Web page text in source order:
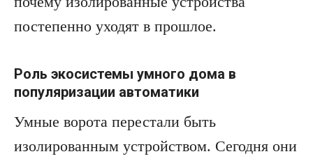
постепенно уходят в прошлое.
Роль экосистемы умного дома в
популяризации автоматики
Умные ворота перестали быть
изолированным устройством. Сегодня они